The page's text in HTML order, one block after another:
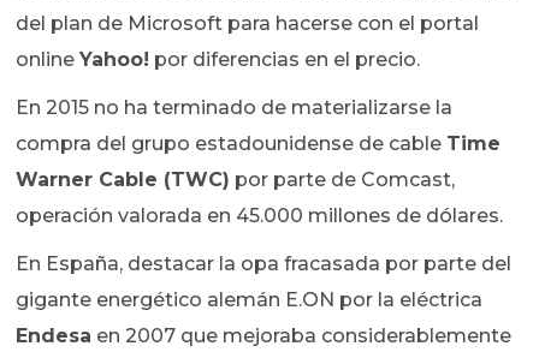
del plan de Microsoft para hacerse con el portal
onlineYahoo! por diferencias en el precio.
En 2015 no ha terminado de materializarse la
compra del grupo estadounidense de cable Time
Warner Cable (TWC) por parte de Comcast,
operación valorada en 45.000 millones de dólares.
En España, destacar la opa fracasada por parte del
gigante energético alemán E.ON por la eléctrica
Endesa en 2007 que mejoraba considerablemente